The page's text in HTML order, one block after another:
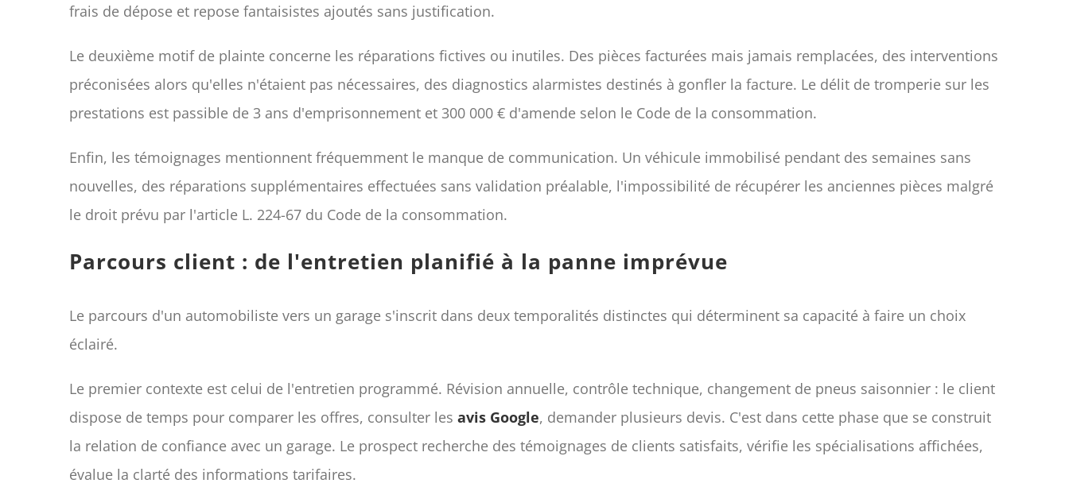
frais de dépose et repose fantaisistes ajoutés sans justification.
Le deuxième motif de plainte concerne les réparations fictives ou inutiles. Des pièces facturées mais jamais remplacées, des interventions
préconisées alors qu'elles n'étaient pas nécessaires, des diagnostics alarmistes destinés à gonfler la facture. Le délit de tromperie sur les
prestations est passible de 3 ans d'emprisonnement et 300 000 € d'amende selon le Code de la consommation.
Enfin, les témoignages mentionnent fréquemment le manque de communication. Un véhicule immobilisé pendant des semaines sans
nouvelles, des réparations supplémentaires effectuées sans validation préalable, l'impossibilité de récupérer les anciennes pièces malgré
le droit prévu par l'article L. 224-67 du Code de la consommation.
Parcours client : de l'entretien planifié à la panne imprévue
Le parcours d'un automobiliste vers un garage s'inscrit dans deux temporalités distinctes qui déterminent sa capacité à faire un choix
éclairé.
Le premier contexte est celui de l'entretien programmé. Révision annuelle, contrôle technique, changement de pneus saisonnier : le client
dispose de temps pour comparer les offres, consulter les avis Google, demander plusieurs devis. C'est dans cette phase que se construit
la relation de confiance avec un garage. Le prospect recherche des témoignages de clients satisfaits, vérifie les spécialisations affichées,
évalue la clarté des informations tarifaires.